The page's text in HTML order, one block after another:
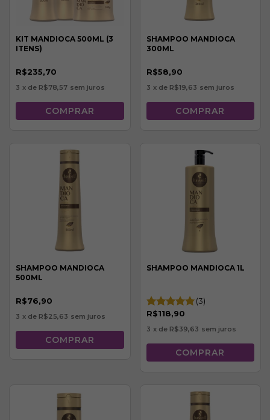
KIT MANDIOCA 500ML (3
ITENS)
R$235,70
3 x de R$78,57 sem juros
SHAMPOO MANDIOCA
300ML
R$58,90
3 x de R$19,63 sem juros
SHAMPOO MANDIOCA
500ML
R$76,90
3 x de R$25,63 sem juros
SHAMPOO MANDIOCA 1L
(3)
R$118,90
3 x de R$39,63 sem juros